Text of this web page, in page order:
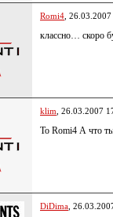
Romi4 ,
классно… скоро
klim , 26.03.2007
To Romi4 А что
DiDima ,